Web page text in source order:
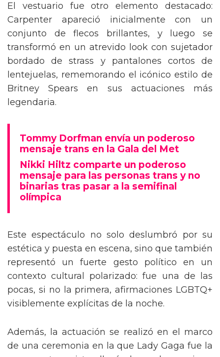
El vestuario fue otro elemento destacado:
Carpenter apareció inicialmente con un
conjunto de flecos brillantes, y luego se
transformó en un atrevido look con sujetador
bordado de strass y pantalones cortos de
lentejuelas, rememorando el icónico estilo de
Britney Spears en sus actuaciones más
legendaria.
Tommy Dorfman envía un poderoso
mensaje trans en la Gala del Met
Nikki Hiltz comparte un poderoso
mensaje para las personas trans y no
binarias tras pasar a la semifinal
olímpica
Este espectáculo no solo deslumbró por su
estética y puesta en escena, sino que también
representó un fuerte gesto político en un
contexto cultural polarizado: fue una de las
pocas, si no la primera, afirmaciones LGBTQ+
visiblemente explícitas de la noche.
Además, la actuación se realizó en el marco
de una ceremonia en la que Lady Gaga fue la